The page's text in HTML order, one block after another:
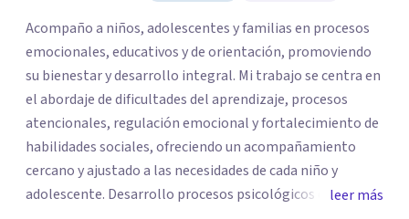
Acompaño a niños, adolescentes y familias en procesos
emocionales, educativos y de orientación, promoviendo
su bienestar y desarrollo integral. Mi trabajo se centra en
el abordaje de dificultades del aprendizaje, procesos
atencionales, regulación emocional y fortalecimiento de
habilidades sociales, ofreciendo un acompañamiento
cercano y ajustado a las necesidades de cada niño y
adolescente. Desarrollo procesos psicológicos que
leer más